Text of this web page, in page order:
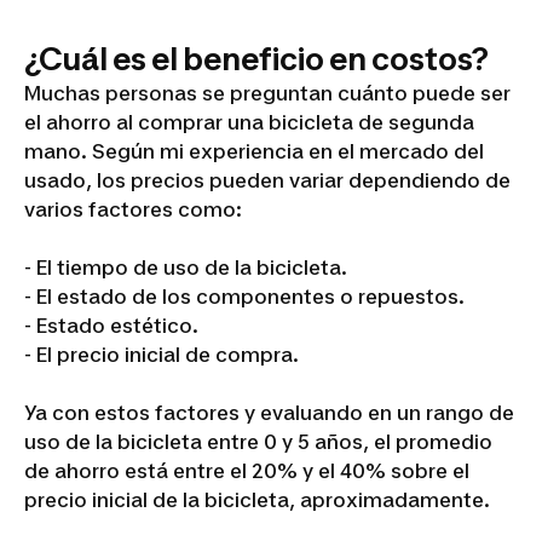
¿Cuál es el beneficio en costos?
Muchas personas se preguntan cuánto puede ser
el ahorro al comprar una bicicleta de segunda
mano. Según mi experiencia en el mercado del
usado, los precios pueden variar dependiendo de
varios factores como:
- El tiempo de uso de la bicicleta.
- El estado de los componentes o repuestos.
- Estado estético.
- El precio inicial de compra.
Ya con estos factores y evaluando en un rango de
uso de la bicicleta entre 0 y 5 años, el promedio
de ahorro está entre el 20% y el 40% sobre el
precio inicial de la bicicleta, aproximadamente.